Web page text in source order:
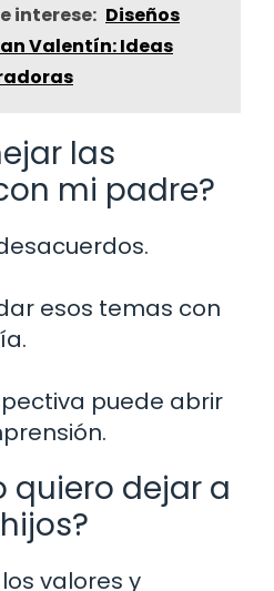
interese: Diseños
Valentín: Ideas
las
mi padre?
esos temas con
puede abrir
quiero dejar a
valores y